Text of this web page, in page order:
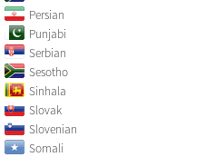
Persian
Punjabi
Serbian
Sesotho
Sinhala
Slovak
Slovenian
Somali